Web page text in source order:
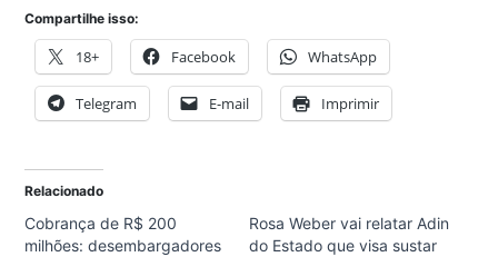
Compartilhe isso:
18+ Facebook WhatsApp
Telegram E-mail Imprimir
Relacionado
Cobrança de R$ 200
milhões: desembargadores
Rosa Weber vai relatar Adin
do Estado que visa sustar